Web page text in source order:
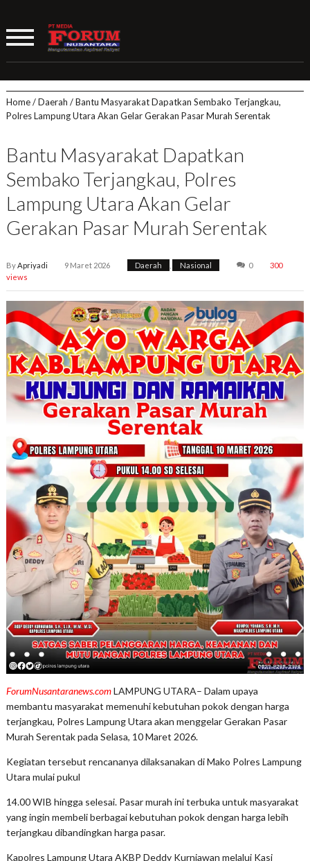
Home/Daerah /Bantu Masyarakat Dapatkan Sembako Terjangkau,
Polres Lampung Utara Akan Gelar Gerakan Pasar Murah Serentak
Bantu Masyarakat Dapatkan
Sembako Terjangkau, Polres
Lampung Utara Akan Gelar
Gerakan Pasar Murah Serentak
ByApriyadi 9 Maret 2026 Daerah Nasional 0
300
views
ForumNusantaranews.comLAMPUNG UTARA– Dalam upaya
membantu masyarakat memenuhi kebutuhan pokok dengan harga
terjangkau, Polres Lampung Utara akan menggelar Gerakan Pasar
Murah Serentak pada Selasa, 10 Maret 2026.
Kegiatan tersebut rencananya dilaksanakan di Mako Polres Lampung
Utara mulai pukul
14.00 WIB hingga selesai. Pasar murah ini terbuka untuk masyarakat
yang ingin membeli berbagai kebutuhan pokok dengan harga lebih
terjangkau dibandingkan harga pasar.
Kapolres Lampung Utara AKBP Deddy Kurniawan melalui Kasi